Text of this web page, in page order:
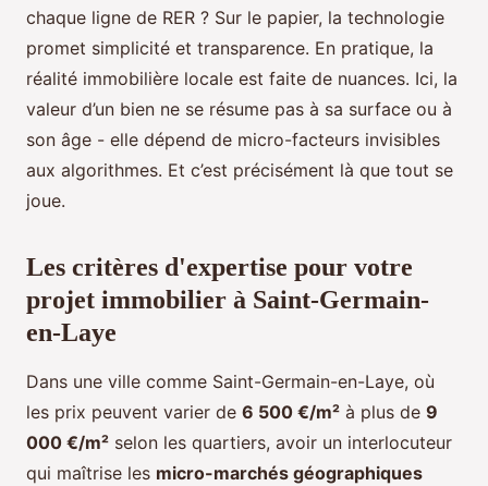
chaque ligne de RER ? Sur le papier, la technologie
promet simplicité et transparence. En pratique, la
réalité immobilière locale est faite de nuances. Ici, la
valeur d’un bien ne se résume pas à sa surface ou à
son âge - elle dépend de micro-facteurs invisibles
aux algorithmes. Et c’est précisément là que tout se
joue.
Les critères d'expertise pour votre
projet immobilier à Saint-Germain-
en-Laye
Dans une ville comme Saint-Germain-en-Laye, où
les prix peuvent varier de 6 500 €/m² à plus de 9
000 €/m² selon les quartiers, avoir un interlocuteur
qui maîtrise les micro-marchés géographiques